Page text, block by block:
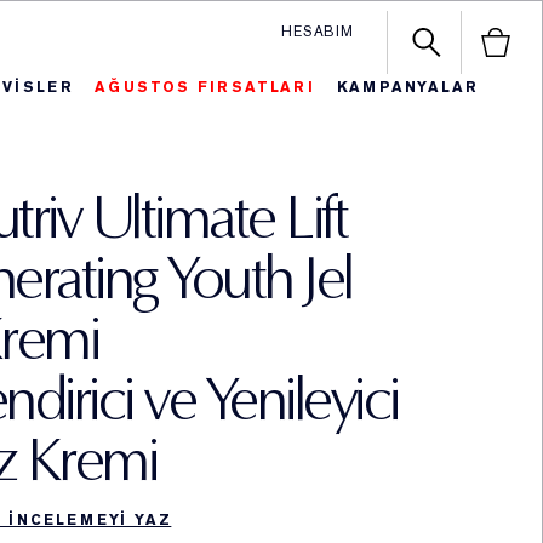
HESABIM
AĞUSTOS FIRSATLARI KAMPANYALAR
Ultimate Lift
Youth Jel
ve Yenileyici
Kremi
INCELEMEYI YAZ